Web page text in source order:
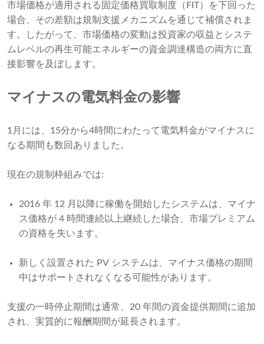
市場価格が適用される固定価格買取制度（FIT）を下回った
場合、その差額は規制支援メカニズムを通じて補償されま
す。したがって、市場価格の変動は投資家の収益とシステ
ムレベルの再生可能エネルギーの資金調達構造の両方に直
接影響を及ぼします。
マイナスの電気料金の影響
1月には、15分から4時間にわたって電気料金がマイナスに
なる期間も数回ありました。
現在の規制枠組みでは:
2016 年 12 月以降に稼働を開始したシステムは、マイナ
ス価格が 4 時間連続以上継続した場合、市場プレミアム
の資格を失います。
新しく設置された PV システムは、マイナス価格の期間
中はサポートされなくなる可能性があります。
支援の一時停止期間は通常、20 年間の資金提供期間に追加
され、実質的に報酬期間が延長されます。